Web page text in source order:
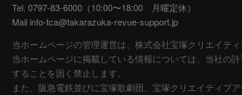
Tel. 0797-83-6000（10:00〜18:00 月曜定休）
Mail info-tca@takarazuka-revue-support.jp
当ホームページの管理運営は、株式会社宝塚クリエイティ
当ホームページに掲載している情報については、当社の
することを固く禁止します。
また、阪急電鉄並びに宝塚歌劇団、宝塚クリエイティブ